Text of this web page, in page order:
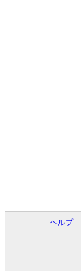
ヘルプ